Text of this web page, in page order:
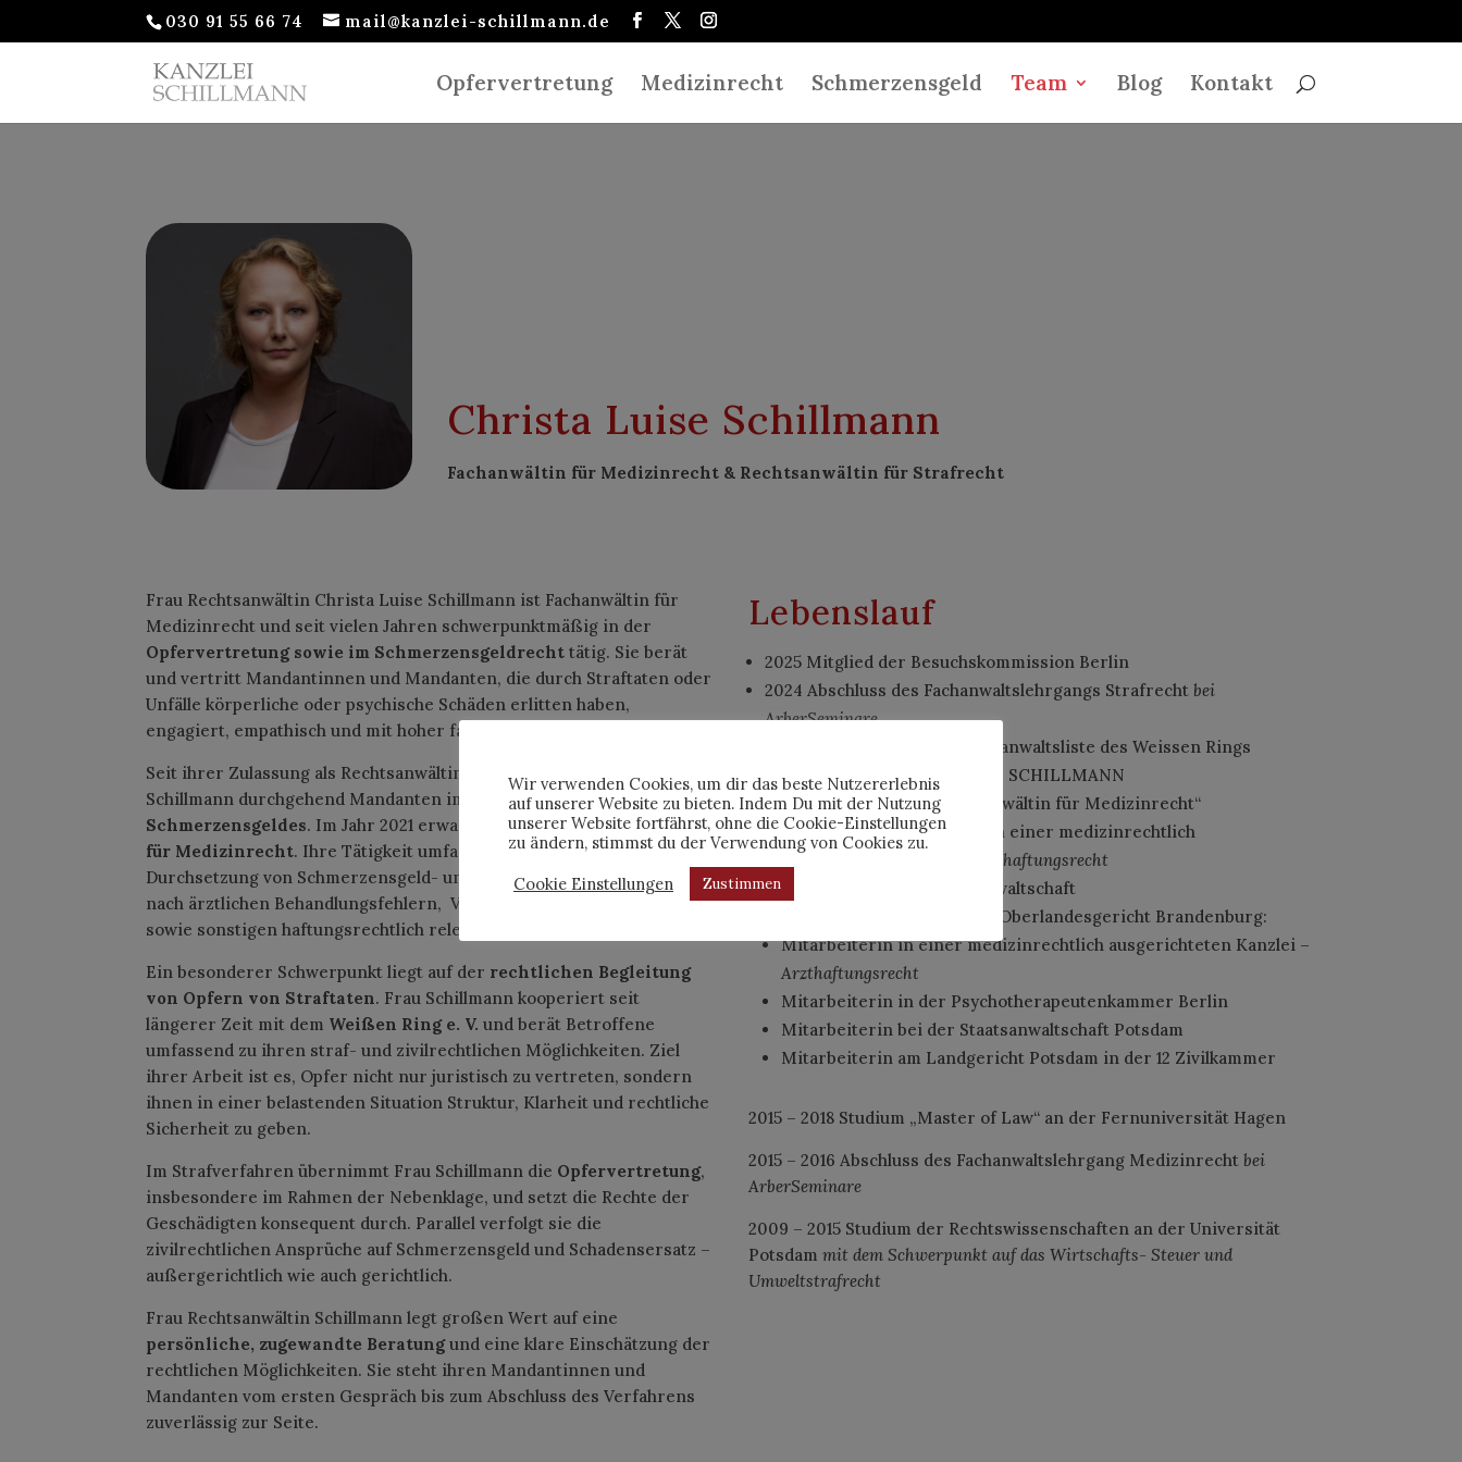
030 91 55 66 74 mail@kanzlei-schillmann.de
Opfervertretung Medizinrecht Schmerzensgeld Team Blog Kontakt
Christa Luise Schillmann
Fachanwältin für Medizinrecht & Rechtsanwältin für Strafrecht
Frau Rechtsanwältin Christa Luise Schillmann ist Fachanwältin für
Medizinrecht und seit vielen Jahren schwerpunktmäßig in der
Opfervertretung sowie im Schmerzensgeldrecht tätig. Sie berät
und vertritt Mandantinnen und Mandanten, die durch Straftaten oder
Unfälle körperliche oder psychische Schäden erlitten haben,
engagiert, empathisch und mit hoher fachlicher Spezialisierung.
Seit ihrer Zulassung als Rechtsanwältin im Jahr 2018 vertritt Frau
Schillmann durchgehend Mandanten im Bereich des
Schmerzensgeldes. Im Jahr 2021 erwarb sie den TitelFachanwältin
für Medizinrecht. Ihre Tätigkeit umfasst insbesondere die
Durchsetzung von Schmerzensgeld- und Schadensersatzansprüchen
nach ärztlichen Behandlungsfehlern, Verkehrsunfällen, Straftaten,
sowie sonstigen haftungsrechtlich relevanten Schädigungen.
Ein besonderer Schwerpunkt liegt auf der rechtlichen Begleitung
von Opfern von Straftaten. Frau Schillmann kooperiert seit
längerer Zeit mit dem Weißen Ring e. V. und berät Betroffene
umfassend zu ihren straf- und zivilrechtlichen Möglichkeiten. Ziel
ihrer Arbeit ist es, Opfer nicht nur juristisch zu vertreten, sondern
ihnen in einer belastenden Situation Struktur, Klarheit und rechtliche
Sicherheit zu geben.
Im Strafverfahren übernimmt Frau Schillmann die Opfervertretung,
insbesondere im Rahmen der Nebenklage, und setzt die Rechte der
Geschädigten konsequent durch. Parallel verfolgt sie die
zivilrechtlichen Ansprüche auf Schmerzensgeld und Schadensersatz –
außergerichtlich wie auch gerichtlich.
Frau Rechtsanwältin Schillmann legt großen Wert auf eine
persönliche, zugewandte Beratungund eine klare Einschätzung der
rechtlichen Möglichkeiten. Sie steht ihren Mandantinnen und
Mandanten vom ersten Gespräch bis zum Abschluss des Verfahrens
zuverlässig zur Seite.
Lebenslauf
2025 Mitglied der Besuchskommission Berlin
2024 Abschluss des Fachanwaltslehrgangs Strafrechtbei
ArberSeminare
2024 Aufnahme auf die Opferanwaltsliste des Weissen Rings
2020 Gründung von KANZLEI SCHILLMANN
2021 Erhalt des Titels „Fachanwältin für Medizinrecht“
2019 – 2020 Rechtsanwältin in einer medizinrechtlich
ausgerichteten Kanzlei –
Arzthaftungsrecht
2018 Zulassung zur Rechtsanwaltschaft
2016 – 2018 Referendarin am Oberlandesgericht Brandenburg:
Mitarbeiterin in einer medizinrechtlich ausgerichteten Kanzlei –
Arzthaftungsrecht
Mitarbeiterin in der Psychotherapeutenkammer Berlin
Mitarbeiterin bei der Staatsanwaltschaft Potsdam
Mitarbeiterin am Landgericht Potsdam in der 12 Zivilkammer
2015 – 2018 Studium „Master of Law“ an der Fernuniversität Hagen
2015 – 2016 Abschluss des Fachanwaltslehrgang Medizinrechtbei
ArberSeminare
2009 – 2015 Studium der Rechtswissenschaften an der Universität
Potsdammit dem Schwerpunkt auf das Wirtschafts- Steuer und
Umweltstrafrecht
Wir verwenden Cookies, um dir das beste Nutzererlebnis
auf unserer Website zu bieten. Indem Du mit der Nutzung
unserer Website fortfährst, ohne die Cookie-Einstellungen
zu ändern, stimmst du der Verwendung von Cookies zu.
Cookie Einstellungen
Zustimmen